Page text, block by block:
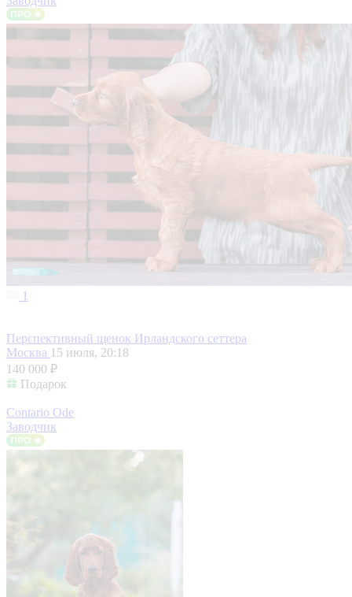
1
Перспективный щенок Ирландского сеттера
Москва 15 июля, 20:18
140 000 ₽
Подарок
Contario Ode
Заводчик